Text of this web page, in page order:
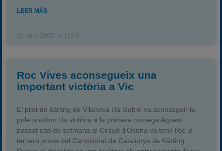
LEER MÁS
26 abril, 2005 13:00
Roc Vives aconsegueix una
important victòria a Vic
El pilot de kàrting de Vilanova i la Geltrú va aconseguir la
pole position i la victòria a la primera mànega Aquest
passat cap de setmana al Circuit d’Osona va tenir lloc la
tercera prova del Campionat de Catalunya de Kàrting.